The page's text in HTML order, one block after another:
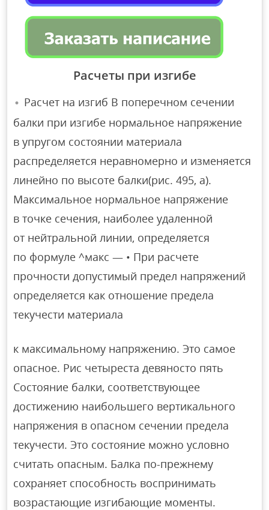
Расчеты при изгибе
Расчет на изгиб В поперечном сечении
балки при изгибе нормальное напряжение
в упругом состоянии материала
распределяется неравномерно и изменяется
линейно по высоте балки(рис. 495, а).
Максимальное нормальное напряжение
в точке сечения, наиболее удаленной
от нейтральной линии, определяется
по формуле ^макс — • При расчете
прочности допустимый предел напряжений
определяется как отношение предела
текучести материала
к максимальному напряжению. Это самое
опасное. Рис четыреста девяносто пять
Состояние балки, соответствующее
достижению наибольшего вертикального
напряжения в опасном сечении предела
текучести. Это состояние можно условно
считать опасным. Балка по-прежнему
сохраняет способность воспринимать
возрастающие изгибающие моменты.